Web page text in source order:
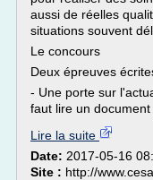
aussi de réelles
situations souvent
Le concours
Deux épreuves
- Une porte sur
faut lire un document
Lire la suite
Date: 2017-05-16
Site : http://